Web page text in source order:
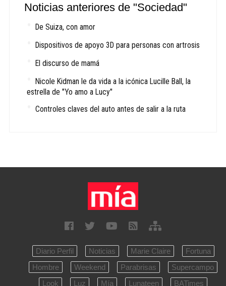
Noticias anteriores de "Sociedad"
De Suiza, con amor
Dispositivos de apoyo 3D para personas con artrosis
El discurso de mamá
Nicole Kidman le da vida a la icónica Lucille Ball, la
estrella de "Yo amo a Lucy"
Controles claves del auto antes de salir a la ruta
Diario Perfil Noticias Marie Claire
Fortuna
Hombre
Weekend Parabrisas
Supercampo
Look
Luz Mía Lunateen BATimes